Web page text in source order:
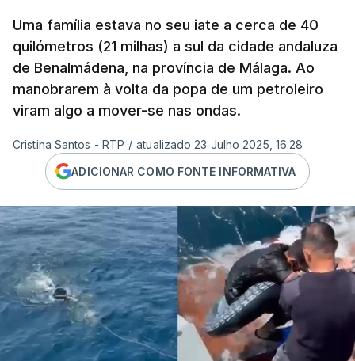
Uma família estava no seu iate a cerca de 40
quilómetros (21 milhas) a sul da cidade andaluza
de Benalmádena, na província de Málaga. Ao
manobrarem à volta da popa de um petroleiro
viram algo a mover-se nas ondas.
Cristina Santos - RTP / atualizado 23 Julho 2025, 16:28
ADICIONAR COMO FONTE INFORMATIVA